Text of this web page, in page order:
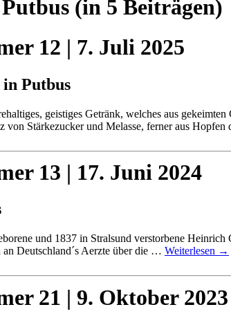
Putbus (in 5 Beiträgen)
12 | 7. Juli 2025
Putbus
geistiges Getränk, welches aus
von Stärkezucker und Melasse, ferner aus
13 | 17. Juni 2024
und 1837 in Stralsund verstorbene
an Deutschland´s Aerzte über die … Weiterlesen →
21 | 9. Oktober 2023